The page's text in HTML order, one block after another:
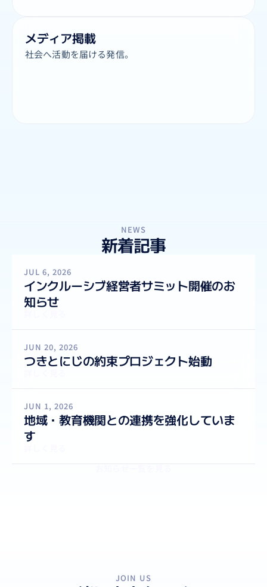
メディア掲載
社会へ活動を届ける発信。
NEWS
新着記事
JUL 6, 2026
インクルーシブ経営者サミット開催のお
知らせ
JUN 20, 2026
つきとにじの約束プロジェクト始動
JUN 1, 2026
地域・教育機関との連携を強化していま
す
JOIN US